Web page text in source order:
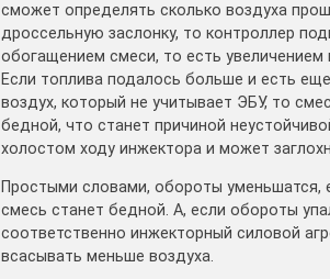
сможет определять сколько воздуха
дроссельную заслонку, то контроллер
обогащением смеси, то есть увеличением
Если топлива подалось больше и есть
воздух, который не учитывает ЭБУ, то
бедной, что станет причиной
холостом ходу инжектора и может
Простыми словами, обороты уменьшатся,
смесь станет бедной. А, если обороты
соответственно инжекторный силовой
всасывать меньше воздуха.